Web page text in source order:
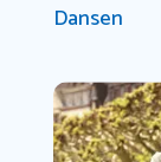
Dansen